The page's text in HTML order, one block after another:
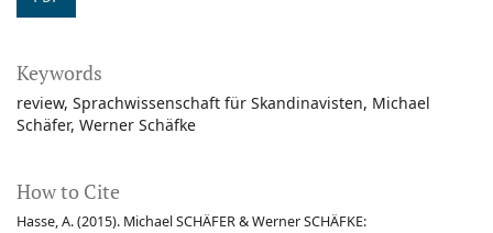
Keywords
review Sprachwissenschaft für Skandinavisten Michael
Schäfer Werner Schäfke
How to Cite
Hasse, A. (2015). Michael SCHÄFER & Werner SCHÄFKE: